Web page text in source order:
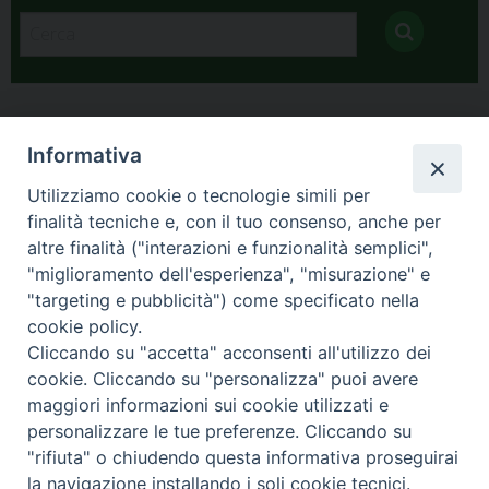
Arcidiocesi di Torino
Vicariato per la Vita consacrata
Via dell'Arcivescovado 12 - 10121 TORINO
tel. 011.5156311 - fax: 011.5156304
e-mail:religiosi@diocesi.to.it
Orario segreteria: lunedì ore 9-12 / mercoledì ore 15-18 / venerdì
ore 9-12
Informativa
Utilizziamo cookie o tecnologie simili per
finalità tecniche e, con il tuo consenso, anche per
altre finalità ("interazioni e funzionalità semplici",
"miglioramento dell'esperienza", "misurazione" e
"targeting e pubblicità") come specificato nella
cookie policy.
Cliccando su "accetta" acconsenti all'utilizzo dei
cookie. Cliccando su "personalizza" puoi avere
maggiori informazioni sui cookie utilizzati e
personalizzare le tue preferenze. Cliccando su
"rifiuta" o chiudendo questa informativa proseguirai
la navigazione installando i soli cookie tecnici.